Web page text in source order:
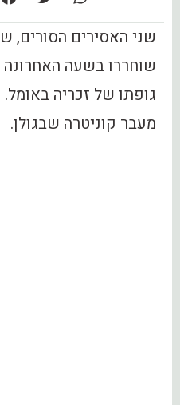
שני האסירים הסורים,
שוחררו בשעה
גופתו של זכריה
מעבר קוניטרה שבגולן.